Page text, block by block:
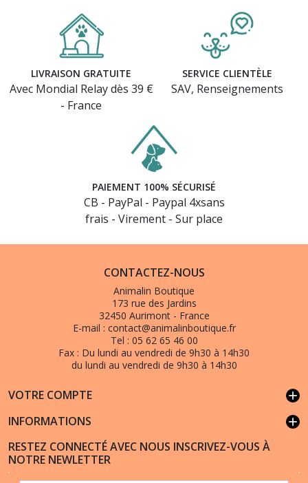
LIVRAISON GRATUITE
Avec Mondial Relay dès 39 €
- France
SERVICE CLIENTÈLE
SAV, Renseignements
PAIEMENT 100% SÉCURISÉ
CB - PayPal - Paypal 4xsans
frais - Virement - Sur place
CONTACTEZ-NOUS
Animalin Boutique
173 rue des Jardins
32450 Aurimont - France
E-mail : contact@animalinboutique.fr
Tel : 05 62 65 46 00
Fax : Du lundi au vendredi de 9h30 à 14h30
du lundi au vendredi de 9h30 à 14h30
VOTRE COMPTE add
INFORMATIONS add
RESTEZ CONNECTÉ AVEC NOUS INSCRIVEZ-VOUS À
NOTRE NEWLETTER